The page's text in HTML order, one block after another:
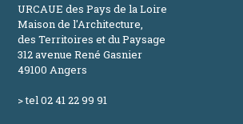
URCAUE des Pays de la Loire
Maison de l'Architecture,
des Territoires et du Paysage
312 avenue René Gasnier
49100 Angers
> tel 02 41 22 99 91